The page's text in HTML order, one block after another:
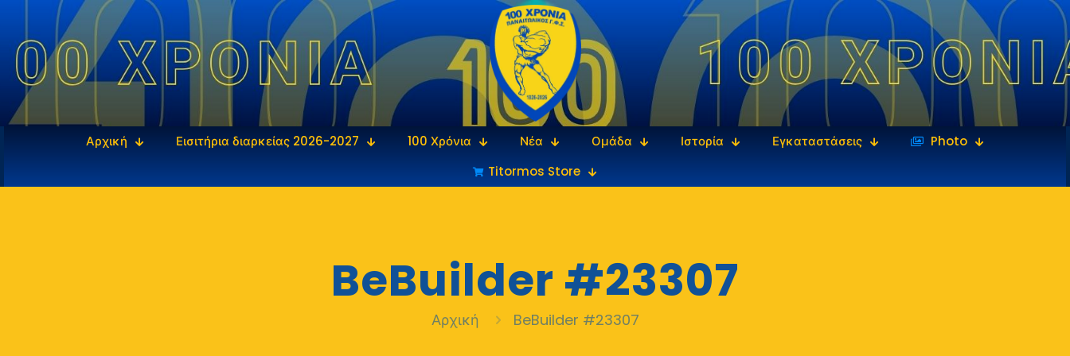
Αρχική Εισιτήρια διαρκείας 2026-2027 100 Χρόνια Νέα Ομάδα Ιστορία Εγκαταστάσεις
‎‏‏‎ ‎Photo
Titormos Store
BeBuilder #23307
Αρχική BeBuilder #23307